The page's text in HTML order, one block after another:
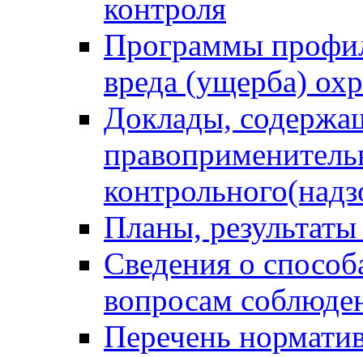
контроля
Программы
вреда (ущерба)
Доклады,
Планы,
Сведения о
вопросам
Перечень